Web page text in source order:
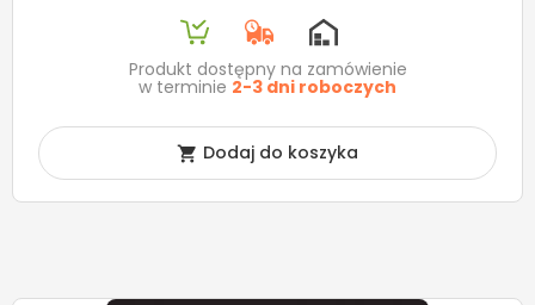
Produkt dostępny na zamówienie
w terminie 2-3 dni roboczych
 Dodaj do koszyka